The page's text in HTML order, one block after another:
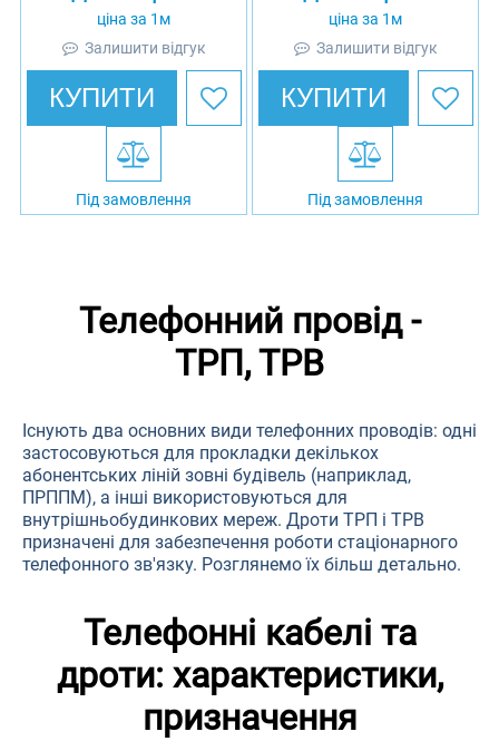
Телефонний провід -
ТРП, ТРВ
Існують два основних види телефонних проводів: одні
застосовуються для прокладки декількох
абонентських ліній зовні будівель (наприклад,
ПРППМ), а інші використовуються для
внутрішньобудинкових мереж. Дроти ТРП і ТРВ
призначені для забезпечення роботи стаціонарного
телефонного зв'язку. Розглянемо їх більш детально.
Телефонні кабелі та
дроти: характеристики,
призначення
ціна за 1м
Залишити відгук
КУПИТИ
Під замовлення
ціна за 1м
Залишити відгук
КУПИТИ
Під замовлення